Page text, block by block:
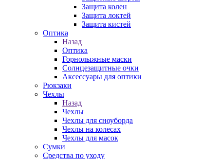
Защита колен
Защита локтей
Защита кистей
Оптика
Назад
Оптика
Горнолыжные маски
Солнцезащитные очки
Аксессуары для оптики
Рюкзаки
Чехлы
Назад
Чехлы
Чехлы для сноуборда
Чехлы на колесах
Чехлы для масок
Сумки
Средства по уходу